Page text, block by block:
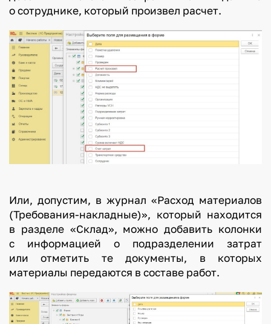
о сотруднике, который произвел расчет.
Или, допустим, в журнал «Расход материалов
(Требования-накладные)», который находится
в разделе «Склад», можно добавить колонки
с информацией о подразделении затрат
или отметить те документы, в которых
материалы передаются в составе работ.